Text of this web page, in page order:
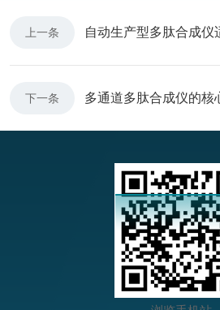
上一条 自动生产型多肽合成仪
下一条